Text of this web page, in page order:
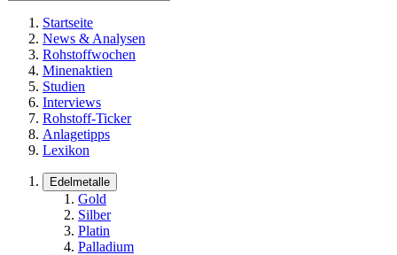
Startseite
News & Analysen
Rohstoffwochen
Minenaktien
Studien
Interviews
Rohstoff-Ticker
Anlagetipps
Lexikon
Edelmetalle
Gold
Silber
Platin
Palladium